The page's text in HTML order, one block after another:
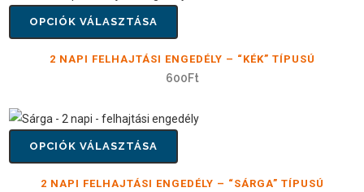
OPCIÓK VÁLASZTÁSA
2 NAPI FELHAJTÁSI ENGEDÉLY – “KÉK” TÍPUSÚ
600Ft
OPCIÓK VÁLASZTÁSA
2 NAPI FELHAJTÁSI ENGEDÉLY – “SÁRGA” TÍPUSÚ